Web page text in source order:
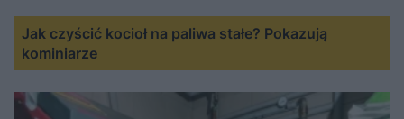
Jak czyścić kocioł na paliwa stałe? Pokazują
kominiarze